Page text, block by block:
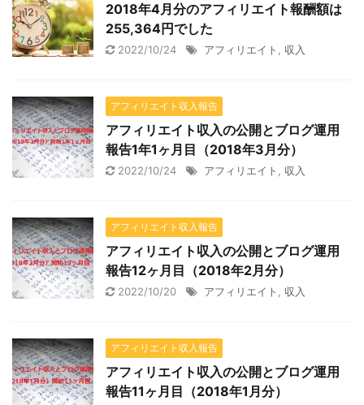
2018年4月分のアフィリエイト報酬額は
255,364円でした
2022/10/24 アフィリエイト 収入
アフィリエイト収入報告
アフィリエイト収入の公開とブログ運用
報告1年1ヶ月目（2018年3月分）
2022/10/24 アフィリエイト 収入
アフィリエイト収入報告
アフィリエイト収入の公開とブログ運用
報告12ヶ月目（2018年2月分）
2022/10/20 アフィリエイト 収入
アフィリエイト収入報告
アフィリエイト収入の公開とブログ運用
報告11ヶ月目（2018年1月分）